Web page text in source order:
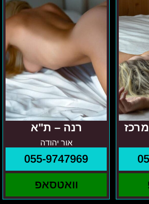
רנה – ת"א
אור יהודה
055-9747969
וואטסאפ